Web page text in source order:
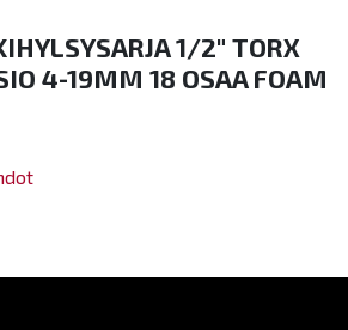
1/2" TORX
4-19MM 18 OSAA FOAM